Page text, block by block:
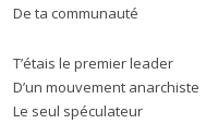
De ta communauté
T’étais le premier leader
D’un mouvement anarchiste
Le seul spéculateur